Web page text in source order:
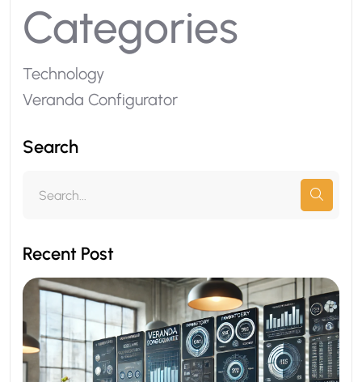
Categories
Technology
Veranda Configurator
Search
Recent Post